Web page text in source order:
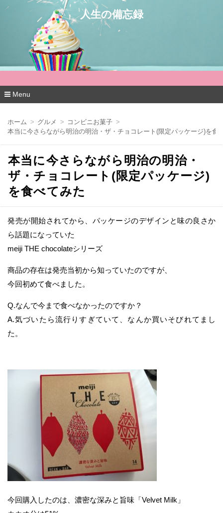
人生の備忘録
Menu
ホーム グルメ
コンビニお菓子
本当に今さらながら明治の明治・ザ・チョコレート(限定パッケージ)を食
本当に今さらながら明治の明治・
ザ・チョコレート(限定パッケージ)
を食べてみた
発売が開始されてから、パッケージのデザインと味の良さか
ら話題になっていた
meiji THE chocolateシリーズ
商品の存在は発売当初から知っていたのですが、
今回初めて食べました。
Q.なんで今まで食べなかったのですか？
A.気づいたら流行りすぎていて、なんか買いそびれてまし
た。
今回購入したのは、濃密な深みと旨味「Velvet Milk」